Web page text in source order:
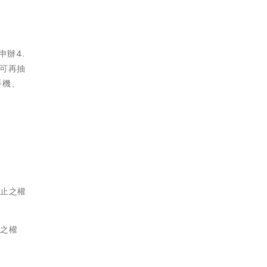
辦4.
再抽
、
之權
權